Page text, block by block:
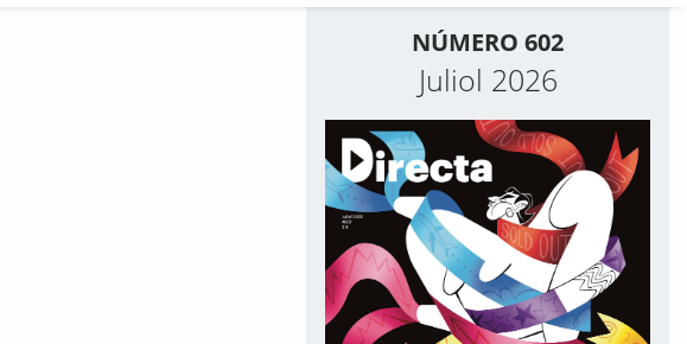
NÚMERO 602
Juliol 2026